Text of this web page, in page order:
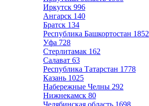
Иркутск 996
Ангарск 140
Братск 134
Республика Башкортостан 1852
Уфа 728
Стерлитамак 162
Салават 63
Республика Татарстан 1778
Казань 1025
Набережные Челны 292
Нижнекамск 80
Челябинская область 1698